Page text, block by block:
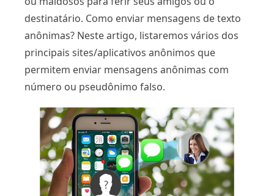
destinatário. Como enviar mensagens de texto
anônimas? Neste artigo, listaremos vários dos
principais sites/aplicativos anônimos que
permitem enviar mensagens anônimas com
número ou pseudônimo falso.